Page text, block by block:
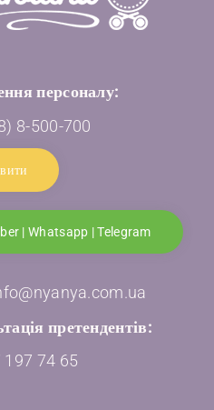
персоналу:
8-500-700
| Whatsapp | Telegram
претендентів:
197 74 65